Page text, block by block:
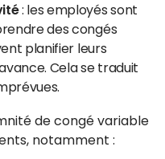
: les employés sont
des congés
planifier leurs
Cela se traduit
de congé variable
notamment :